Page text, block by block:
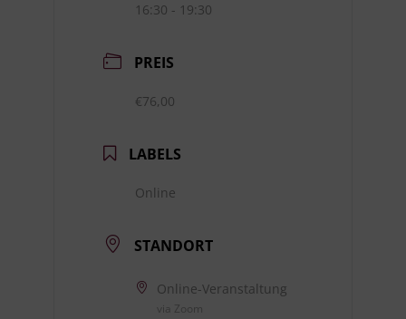
16:30 - 19:30
PREIS
€76,00
LABELS
Online
STANDORT
Online-Veranstaltung
via Zoom